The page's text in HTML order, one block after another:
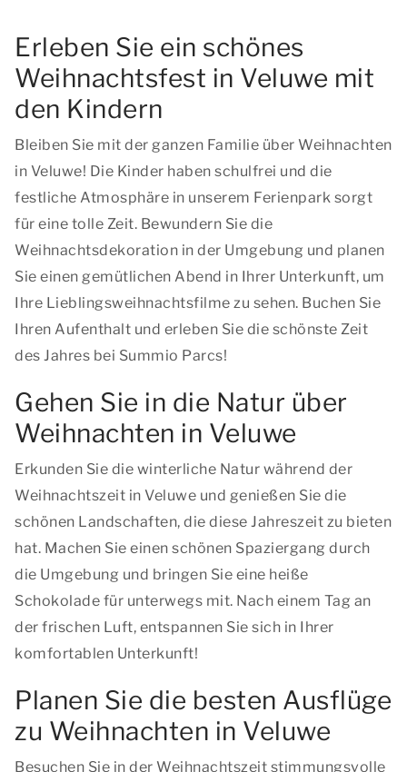
Erleben Sie ein schönes
Weihnachtsfest in Veluwe mit
den Kindern
Bleiben Sie mit der ganzen Familie über Weihnachten
in Veluwe! Die Kinder haben schulfrei und die
festliche Atmosphäre in unserem Ferienpark sorgt
für eine tolle Zeit. Bewundern Sie die
Weihnachtsdekoration in der Umgebung und planen
Sie einen gemütlichen Abend in Ihrer Unterkunft, um
Ihre Lieblingsweihnachtsfilme zu sehen. Buchen Sie
Ihren Aufenthalt und erleben Sie die schönste Zeit
des Jahres bei Summio Parcs!
Gehen Sie in die Natur über
Weihnachten in Veluwe
Erkunden Sie die winterliche Natur während der
Weihnachtszeit in Veluwe und genießen Sie die
schönen Landschaften, die diese Jahreszeit zu bieten
hat. Machen Sie einen schönen Spaziergang durch
die Umgebung und bringen Sie eine heiße
Schokolade für unterwegs mit. Nach einem Tag an
der frischen Luft, entspannen Sie sich in Ihrer
komfortablen Unterkunft!
Planen Sie die besten Ausflüge
zu Weihnachten in Veluwe
Besuchen Sie in der Weihnachtszeit stimmungsvolle